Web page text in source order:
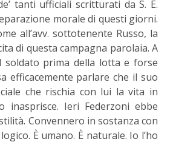
tanti ufficiali scritturati da S. E.
morale di questi giorni.
all’avv. sottotenente Russo, la
di questa campagna parolaia. A
soldato prima della lotta e forse
efficacemente parlare che il suo
che rischia con lui la vita in
inasprisce. Ieri Federzoni ebbe
Convennero in sostanza con
È umano. È naturale. Io l’ho